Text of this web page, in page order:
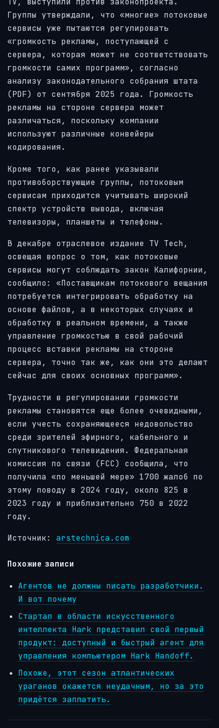
Группы утверждали, что «многие» потоковые
сервисы уже пытаются регулировать
«громкость рекламы, поступающей с
сервера, которая может не соответствовать
громкости самих программ», согласно
анализу законодательного собрания штата
(PDF) от сентября 2025 года. Громкость
рекламы на стороне сервера может
различаться, поскольку компании
используют различные конвейеры
кодирования.
Кроме того, как ранее указывали
противоборствующие группы, потоковым
сервисам приходится учитывать широкий
спектр устройств вывода, включая
телевизоры, планшеты и телефоны.
В декабре отраслевое издание TV Tech,
освещая вопрос о том, как потоковые
сервисы могут соблюдать закон Калифорнии,
сообщило: «Поставщикам потокового вещания
потребуется интегрировать обработку на
основе файлов, а в некоторых случаях и
обработку в реальном времени, а также
управление громкостью в свой рабочий
процесс вставки рекламы на стороне
сервера, точно так же, как они это делают
сейчас для своих основных программ».
Трудности в регулировании громкости
рекламы становятся еще более очевидными,
если учесть сохраняющееся недовольство
среди зрителей эфирного, кабельного и
спутникового телевидения. Федеральная
комиссия по связи (FCC) сообщила, что
получила «по меньшей мере» 1700 жалоб по
этому поводу в 2024 году, около 825 в
2023 году и приблизительно 750 в 2022
году.
Источник: arstechnica.com
Похожие записи
Агентов не должны писать разработчики.
И вот почему
Стартап в области искусственного
интеллекта Hark представил свой первый
продукт: доступный и быстрый агент для
управления компьютером Hark Handoff.
Похоже, этот сезон атлантических
ураганов окажется неудачным, но за это
придётся заплатить.